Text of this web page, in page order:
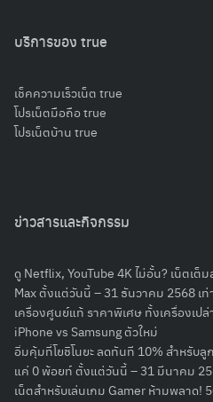
บริการของ true
เช็คความเร็วเน็ต true
โปรเน็ตมือถือ true
โปรเน็ตบ้าน true
ข่าวสารและกิจกรรม
ดู Netflix, YouTube 4K ไม่อั้น? เน็ตเ
Max ตั้งแต่วันนี้ – 31 ธันวาคม 2568 เ
เครื่องศูนย์แท้ ราคาพิเศษ ทั้งเครื่องเปล่
iPhone vs Samsung ตัวใหม่
อิ่มคุ้มที่โยชิโนยะ ลดทันที 10% สำหรับลู
แค่ 0 พ้อยท์ ตั้งแต่วันนี้ – 31 มีนาคม
เน็ตสำหรับเล่นเกม Gamer ห้ามพลาด!